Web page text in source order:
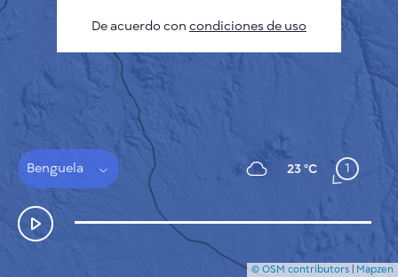
Benguela 23 °C 1
POLÍTICA DE PRIVACIDAD
CONDICIONES GENERALES
GUÍA DE INSTALACIÓN
API
FAQ
CONTACTE CON NOSOTROS
© OSM contributors | Mapzen
De acuerdo con condiciones de uso